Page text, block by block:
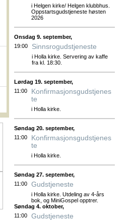
i Helgen kirke/ Helgen klubbhus.
Oppstartsgudstjeneste høsten
2026
Onsdag 9. september,
19:00
Sinnsrogudstjeneste
i Holla kirke. Servering av kaffe
fra kl. 18:30.
Lørdag 19. september,
11:00
Konfirmasjonsgudstjenes
te
i Holla kirke.
Søndag 20. september,
11:00
Konfirmasjonsgudstjenes
te
i Holla kirke.
Søndag 27. september,
11:00
Gudstjeneste
i Holla kirke. Utdeling av 4-års
bok, og MiniGospel opptrer.
Søndag 4. oktober,
11:00
Gudstjeneste